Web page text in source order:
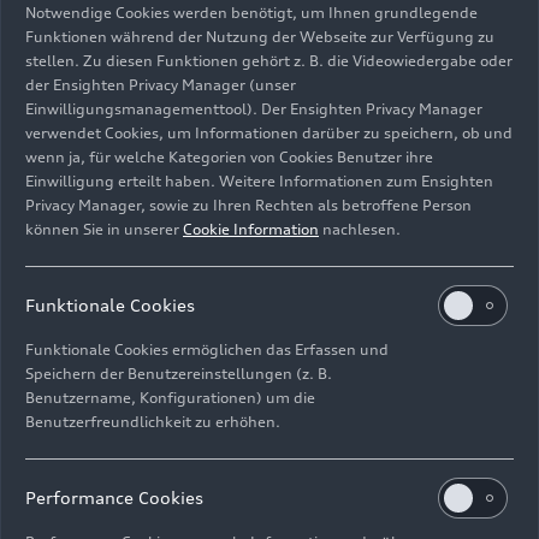
Audi R26 #5, Gabriel Bortoleto
Bild-Nr: A260894 · Copyright: AUDI AG
Rechte: Verwendung für Pressezwecke honorarfrei
ImpressumRechtliches
Hinweisgebersystem
Notwendige Cookies werden benötigt, um Ihnen grundlegende
Funktionen während der Nutzung der Webseite zur Verfügung zu
stellen. Zu diesen Funktionen gehört z. B. die Videowiedergabe oder
der Ensighten Privacy Manager (unser
Einwilligungsmanagementtool). Der Ensighten Privacy Manager
verwendet Cookies, um Informationen darüber zu speichern, ob und
wenn ja, für welche Kategorien von Cookies Benutzer ihre
Einwilligung erteilt haben. Weitere Informationen zum Ensighten
Privacy Manager, sowie zu Ihren Rechten als betroffene Person
können Sie in unserer Cookie Information nachlesen.
Funktionale Cookies
Funktionale Cookies ermöglichen das Erfassen und
Speichern der Benutzereinstellungen (z. B.
Benutzername, Konfigurationen) um die
Benutzerfreundlichkeit zu erhöhen.
Performance Cookies